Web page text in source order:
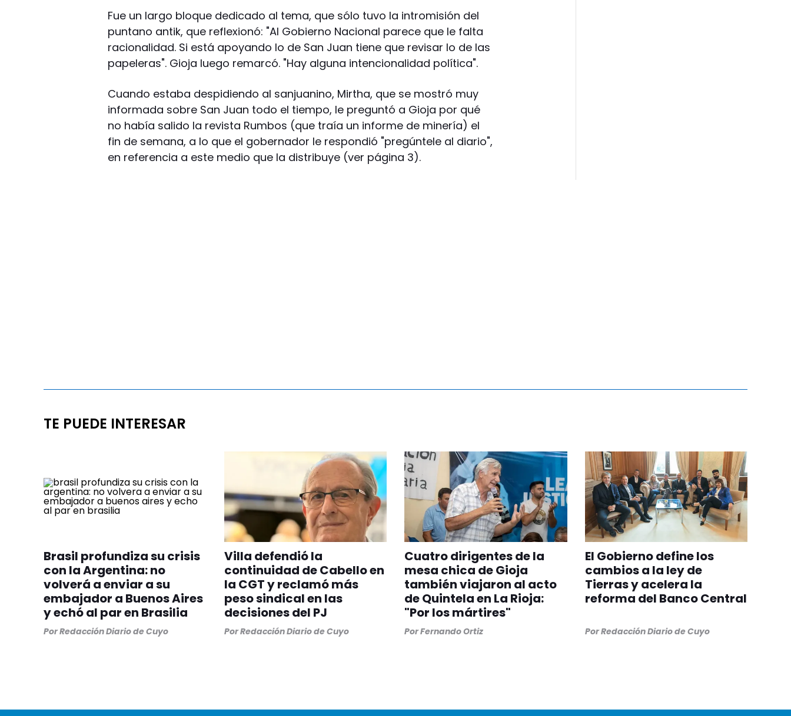
Fue un largo bloque dedicado al tema, que sólo tuvo la intromisión del
puntano antik, que reflexionó: "Al Gobierno Nacional parece que le falta
racionalidad. Si está apoyando lo de San Juan tiene que revisar lo de las
papeleras". Gioja luego remarcó. "Hay alguna intencionalidad política".
Cuando estaba despidiendo al sanjuanino, Mirtha, que se mostró muy
informada sobre San Juan todo el tiempo, le preguntó a Gioja por qué
no había salido la revista Rumbos (que traía un informe de minería) el
fin de semana, a lo que el gobernador le respondió "pregúntele al diario",
en referencia a este medio que la distribuye (ver página 3).
TE PUEDE INTERESAR
Brasil profundiza su crisis
con la Argentina: no
volverá a enviar a su
embajador a Buenos Aires
y echó al par en Brasilia
PorRedacción Diario de Cuyo
Villa defendió la
continuidad de Cabello en
la CGT y reclamó más
peso sindical en las
decisiones del PJ
PorRedacción Diario de Cuyo
Cuatro dirigentes de la
mesa chica de Gioja
también viajaron al acto
de Quintela en La Rioja:
"Por los mártires"
PorFernando Ortiz
El Gobierno define los
cambios a la ley de
Tierras y acelera la
reforma del Banco Central
PorRedacción Diario de Cuyo